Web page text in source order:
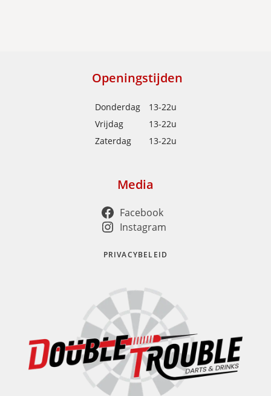
Openingstijden
Donderdag
13-22u
Vrijdag
13-22u
Zaterdag
13-22u
Media
Facebook
Instagram
PRIVACYBELEID